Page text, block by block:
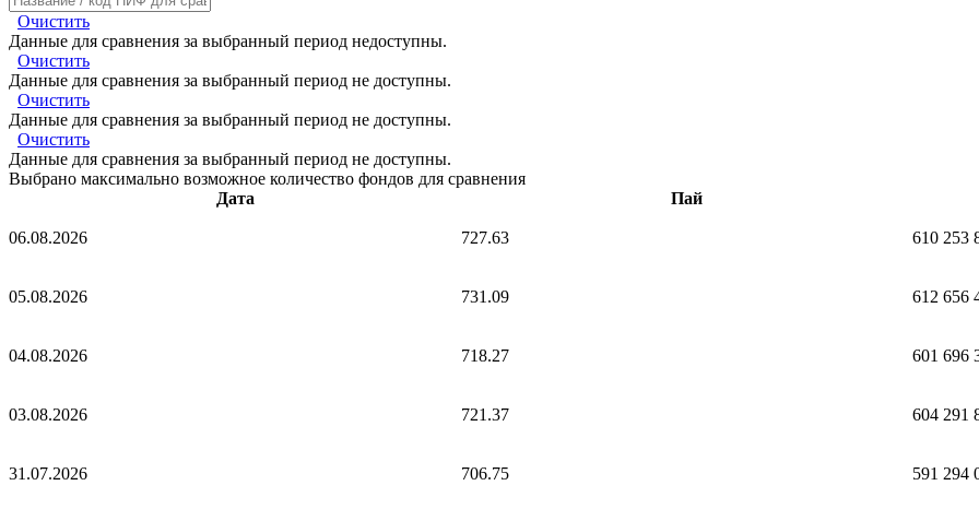
Очистить
Данные для сравнения за выбранный период недоступны.
Очистить
Данные для сравнения за выбранный период не доступны.
Очистить
Данные для сравнения за выбранный период не доступны.
Очистить
Данные для сравнения за выбранный период не доступны.
Выбрано максимально возможное количество фондов для сравнения
Дата
Пай
06.08.2026 727.63 610 253
05.08.2026 731.09 612 656
04.08.2026 718.27 601 696
03.08.2026 721.37 604 291
31.07.2026 706.75 591 294